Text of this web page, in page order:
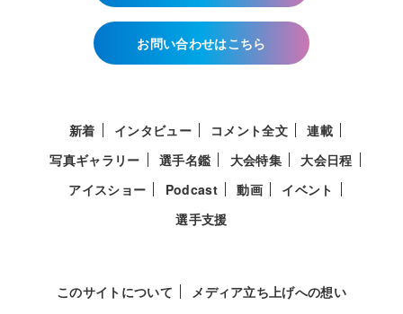
お問い合わせはこちら
新着 インタビュー コメント全文
連載
写真ギャラリー
選手名鑑 大会特集
大会日程
アイスショー
Podcast 動画
イベント
選手支援
このサイトについて メディア立ち上げへの想い